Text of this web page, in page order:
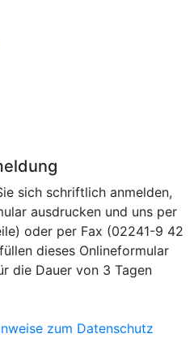
sich schriftlich anmelden,
ausdrucken und uns per
oder per Fax (02241-9 42
dieses Onlineformular
die Dauer von 3 Tagen
zum Datenschutz